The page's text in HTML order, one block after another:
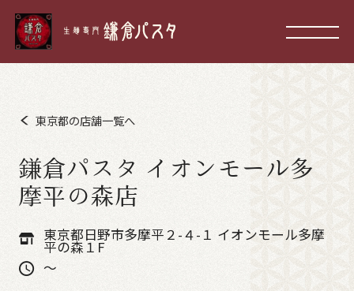
東京都の店舗一覧へ
鎌倉パスタ イオンモール多
摩平の森店
東京都日野市多摩平２-４-１ イオンモール多摩
平の森１F
～